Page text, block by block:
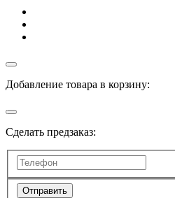
Добавление товара в корзину:
Сделать предзаказ:
Отправить